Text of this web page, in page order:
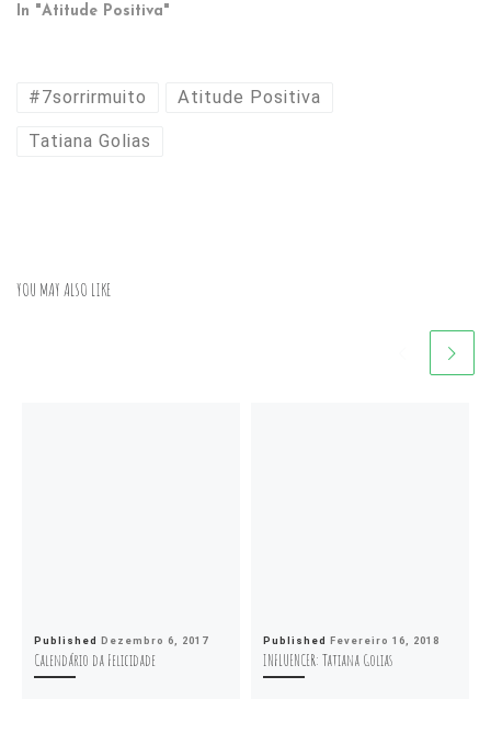
In "Atitude Positiva"
#7sorrirmuito Atitude Positiva
Tatiana Golias
YOU MAY ALSO LIKE
Published Dezembro 6, 2017
Calendário da Felicidade
Published Fevereiro 16, 2018
INFLUENCER: Tatiana Golias